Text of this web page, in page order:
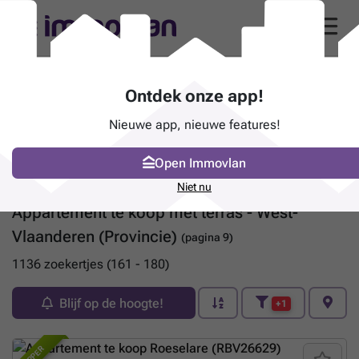
Appartement te koop met terras - West-
Vlaanderen (Provincie) (pagina 9)
1136 zoekertjes (161 - 180)
Blijf op de hoogte! +1
Ontdek onze app!
Nieuwe app, nieuwe features!
Open Immovlan
Niet nu